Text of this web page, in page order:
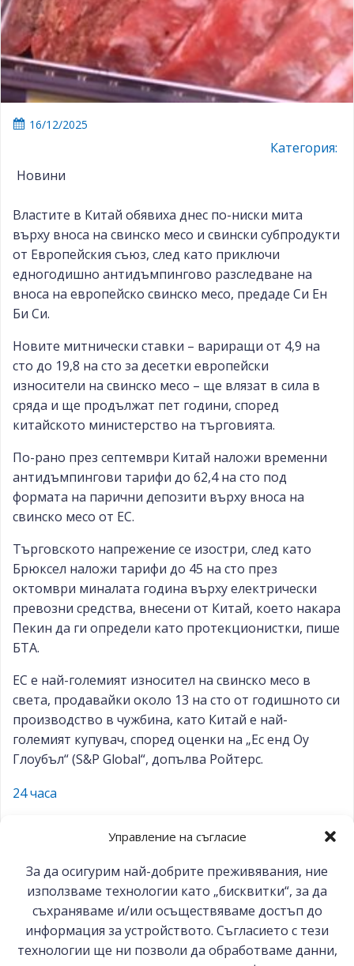
Управление на съгласие
За да осигурим най-добрите преживявания, ние
използваме технологии като „бисквитки“, за да
съхраняваме и/или осъществяваме достъп до
информация за устройството. Съгласието с тези
технологии ще ни позволи да обработваме данни,
16/12/2025
Категория:
Новини
Властите в Китай обявиха днес по-ниски мита
върху вноса на свинско месо и свински субпродукти
от Европейския съюз, след като приключи
едногодишно антидъмпингово разследване на
вноса на европейско свинско месо, предаде Си Ен
Би Си.
Новите митнически ставки – вариращи от 4,9 на
сто до 19,8 на сто за десетки европейски
износители на свинско месо – ще влязат в сила в
сряда и ще продължат пет години, според
китайското министерство на търговията.
По-рано през септември Китай наложи временни
антидъмпингови тарифи до 62,4 на сто под
формата на парични депозити върху вноса на
свинско месо от ЕС.
Търговското напрежение се изостри, след като
Брюксел наложи тарифи до 45 на сто през
октомври миналата година върху електрически
превозни средства, внесени от Китай, което накара
Пекин да ги определи като протекционистки, пише
БТА.
ЕС е най-големият износител на свинско месо в
света, продавайки около 13 на сто от годишното си
производство в чужбина, като Китай е най-
големият купувач, според оценки на „Ес енд Оу
Глоубъл“ (S&P Global“, допълва Ройтерс.
24 часа
Post
navigation
Предишна публикация
Post
navigation
Следваща публикация